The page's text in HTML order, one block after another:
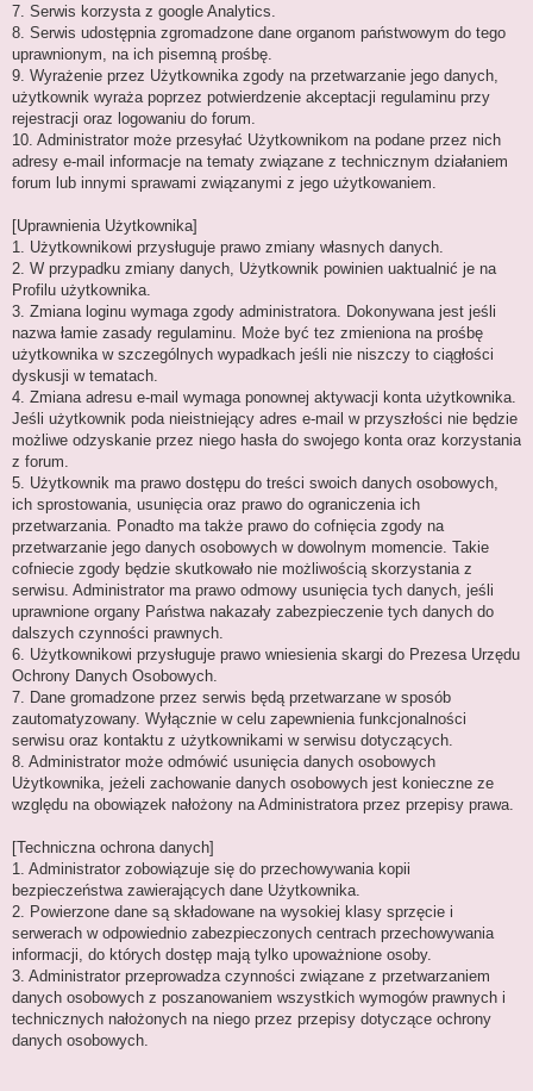
7. Serwis korzysta z google Analytics.
8. Serwis udostępnia zgromadzone dane organom państwowym do tego
uprawnionym, na ich pisemną prośbę.
9. Wyrażenie przez Użytkownika zgody na przetwarzanie jego danych,
użytkownik wyraża poprzez potwierdzenie akceptacji regulaminu przy
rejestracji oraz logowaniu do forum.
10. Administrator może przesyłać Użytkownikom na podane przez nich
adresy e-mail informacje na tematy związane z technicznym działaniem
forum lub innymi sprawami związanymi z jego użytkowaniem.
[Uprawnienia Użytkownika]
1. Użytkownikowi przysługuje prawo zmiany własnych danych.
2. W przypadku zmiany danych, Użytkownik powinien uaktualnić je na
Profilu użytkownika.
3. Zmiana loginu wymaga zgody administratora. Dokonywana jest jeśli
nazwa łamie zasady regulaminu. Może być tez zmieniona na prośbę
użytkownika w szczególnych wypadkach jeśli nie niszczy to ciągłości
dyskusji w tematach.
4. Zmiana adresu e-mail wymaga ponownej aktywacji konta użytkownika.
Jeśli użytkownik poda nieistniejący adres e-mail w przyszłości nie będzie
możliwe odzyskanie przez niego hasła do swojego konta oraz korzystania
z forum.
5. Użytkownik ma prawo dostępu do treści swoich danych osobowych,
ich sprostowania, usunięcia oraz prawo do ograniczenia ich
przetwarzania. Ponadto ma także prawo do cofnięcia zgody na
przetwarzanie jego danych osobowych w dowolnym momencie. Takie
cofniecie zgody będzie skutkowało nie możliwością skorzystania z
serwisu. Administrator ma prawo odmowy usunięcia tych danych, jeśli
uprawnione organy Państwa nakazały zabezpieczenie tych danych do
dalszych czynności prawnych.
6. Użytkownikowi przysługuje prawo wniesienia skargi do Prezesa Urzędu
Ochrony Danych Osobowych.
7. Dane gromadzone przez serwis będą przetwarzane w sposób
zautomatyzowany. Wyłącznie w celu zapewnienia funkcjonalności
serwisu oraz kontaktu z użytkownikami w serwisu dotyczących.
8. Administrator może odmówić usunięcia danych osobowych
Użytkownika, jeżeli zachowanie danych osobowych jest konieczne ze
względu na obowiązek nałożony na Administratora przez przepisy prawa.
[Techniczna ochrona danych]
1. Administrator zobowiązuje się do przechowywania kopii
bezpieczeństwa zawierających dane Użytkownika.
2. Powierzone dane są składowane na wysokiej klasy sprzęcie i
serwerach w odpowiednio zabezpieczonych centrach przechowywania
informacji, do których dostęp mają tylko upoważnione osoby.
3. Administrator przeprowadza czynności związane z przetwarzaniem
danych osobowych z poszanowaniem wszystkich wymogów prawnych i
technicznych nałożonych na niego przez przepisy dotyczące ochrony
danych osobowych.